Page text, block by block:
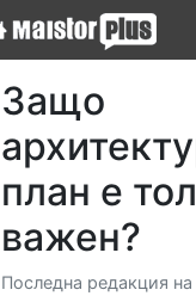
Защо
план е
важен?
Последна редакция